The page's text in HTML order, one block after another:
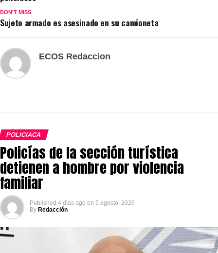
DON'T MISS
Sujeto armado es asesinado en su camioneta
ECOS Redaccion
POLICIACA
Policías de la sección turística
detienen a hombre por violencia
familiar
Published 4 días ago on 5 agosto, 2026
By Redacción